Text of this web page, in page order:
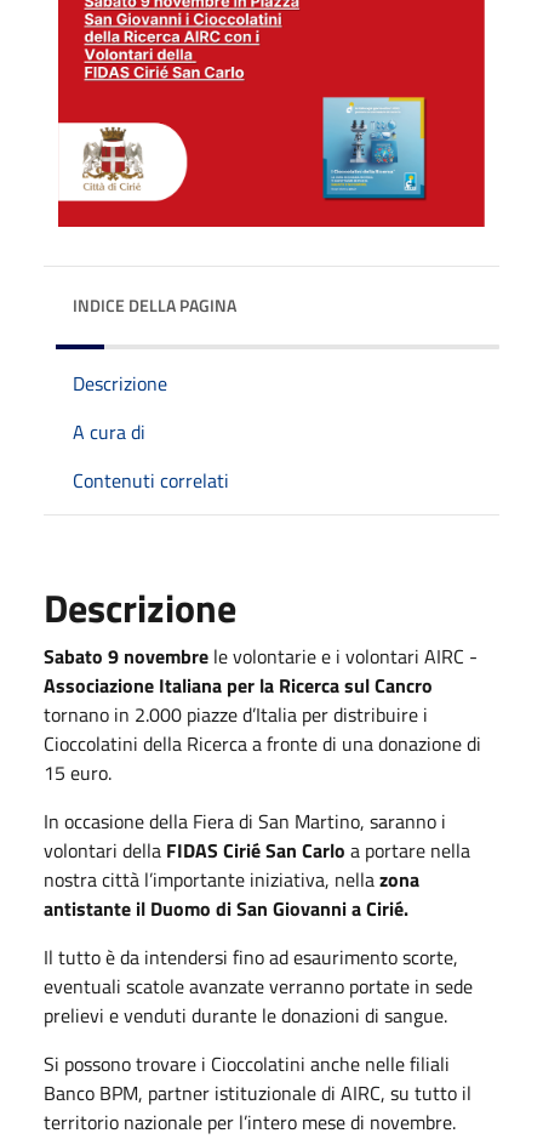
INDICE DELLA PAGINA
Descrizione
A cura di
Contenuti correlati
Descrizione
Sabato 9 novembre le volontarie e i volontari AIRC -
Associazione Italiana per la Ricerca sul Cancro
tornano in 2.000 piazze d’Italia per distribuire i
Cioccolatini della Ricerca a fronte di una donazione di
15 euro.
In occasione della Fiera di San Martino, saranno i
volontari della FIDAS Cirié San Carlo a portare nella
nostra città l’importante iniziativa, nellazona
antistante il Duomo di San Giovanni a Cirié.
Il tutto è da intendersi fino ad esaurimento scorte,
eventuali scatole avanzate verranno portate in sede
prelievi e venduti durante le donazioni di sangue.
Si possono trovare i Cioccolatini anche nelle filiali
Banco BPM, partner istituzionale di AIRC, su tutto il
territorio nazionale per l’intero mese di novembre.​